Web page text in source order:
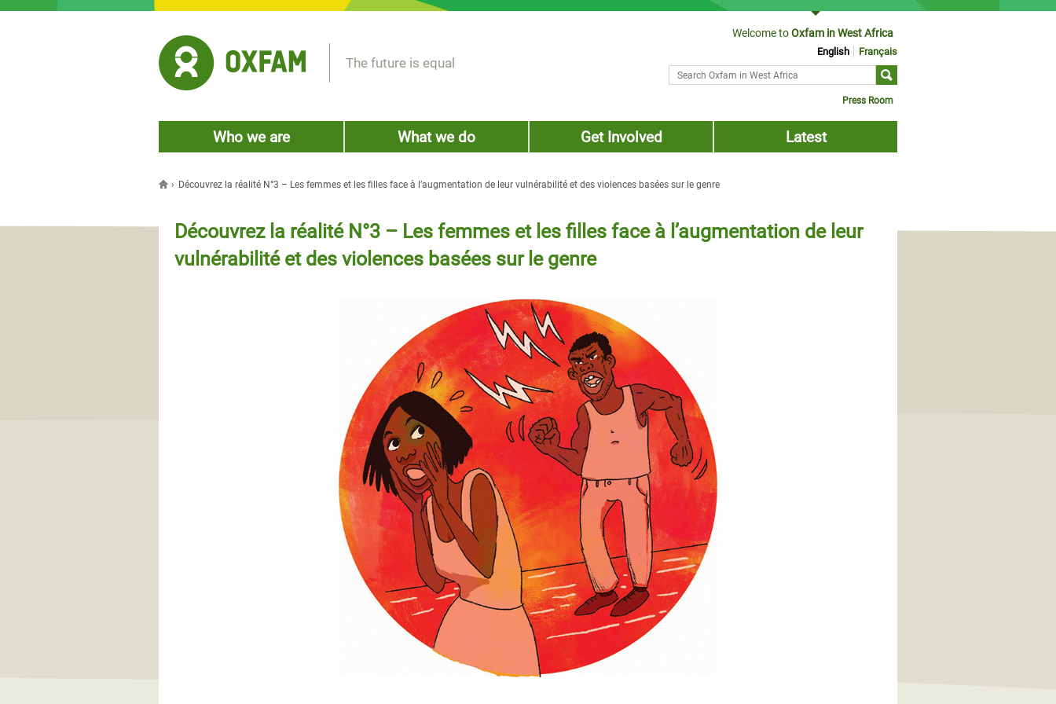
Welcome toOxfam in West Africa
The future is equal
Search
English Français
Press Room
Who we are What we do Get Involved Latest
› Découvrez la réalité N°3 – Les femmes et les filles face à l’augmentation de leur vulnérabilité et des violences basées sur le genre
Découvrez la réalité N°3 – Les femmes et les filles face à l’augmentation de leur
vulnérabilité et des violences basées sur le genre